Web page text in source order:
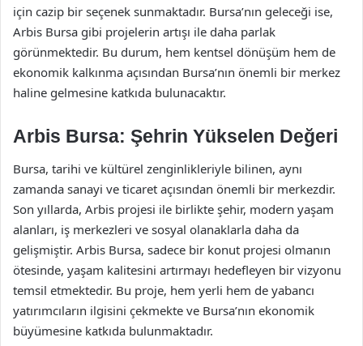
için cazip bir seçenek sunmaktadır. Bursa’nın geleceği ise,
Arbis Bursa gibi projelerin artışı ile daha parlak
görünmektedir. Bu durum, hem kentsel dönüşüm hem de
ekonomik kalkınma açısından Bursa’nın önemli bir merkez
haline gelmesine katkıda bulunacaktır.
Arbis Bursa: Şehrin Yükselen Değeri
Bursa, tarihi ve kültürel zenginlikleriyle bilinen, aynı
zamanda sanayi ve ticaret açısından önemli bir merkezdir.
Son yıllarda, Arbis projesi ile birlikte şehir, modern yaşam
alanları, iş merkezleri ve sosyal olanaklarla daha da
gelişmiştir. Arbis Bursa, sadece bir konut projesi olmanın
ötesinde, yaşam kalitesini artırmayı hedefleyen bir vizyonu
temsil etmektedir. Bu proje, hem yerli hem de yabancı
yatırımcıların ilgisini çekmekte ve Bursa’nın ekonomik
büyümesine katkıda bulunmaktadır.